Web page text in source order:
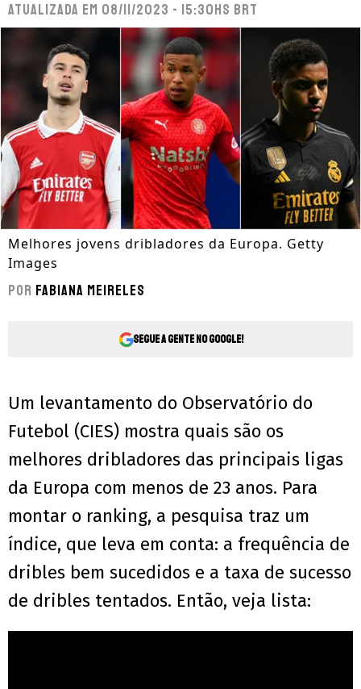
Atualizada em 08/11/2023 - 15:30hs BRT
Melhores jovens dribladores da Europa. Getty
Images
Por Fabiana Meireles
Segue a gente no Google!
Um levantamento do Observatório do
Futebol (CIES) mostra quais são os
melhores dribladores das principais ligas
da Europa com menos de 23 anos. Para
montar o ranking, a pesquisa traz um
índice, que leva em conta: a frequência de
dribles bem sucedidos e a taxa de sucesso
de dribles tentados. Então, veja lista: